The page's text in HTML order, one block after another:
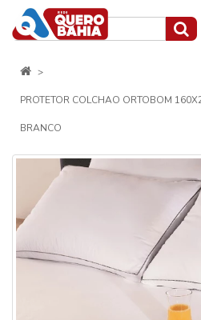
PROTETOR COLCHAO ORTOBOM
BRANCO